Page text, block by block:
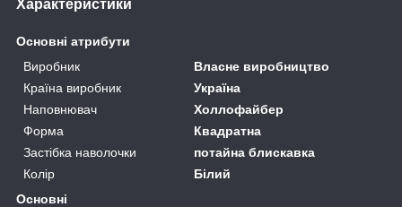
Характеристики
Основні атрибути
Виробник
Власне виробництво
Країна виробник
Україна
Наповнювач
Холлофайбер
Форма
Квадратна
Застібка наволочки
потайна блискавка
Колір
Білий
Основні